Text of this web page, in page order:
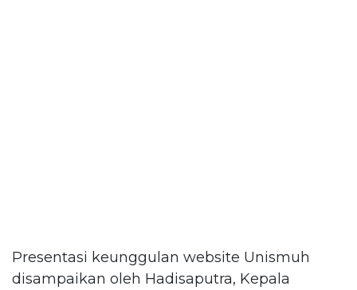
Presentasi keunggulan website Unismuh
disampaikan oleh Hadisaputra, Kepala